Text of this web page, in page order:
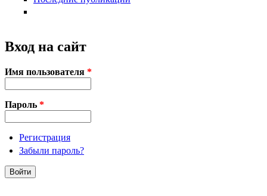
Вход на сайт
Имя пользователя *
Пароль *
Регистрация
Забыли пароль?